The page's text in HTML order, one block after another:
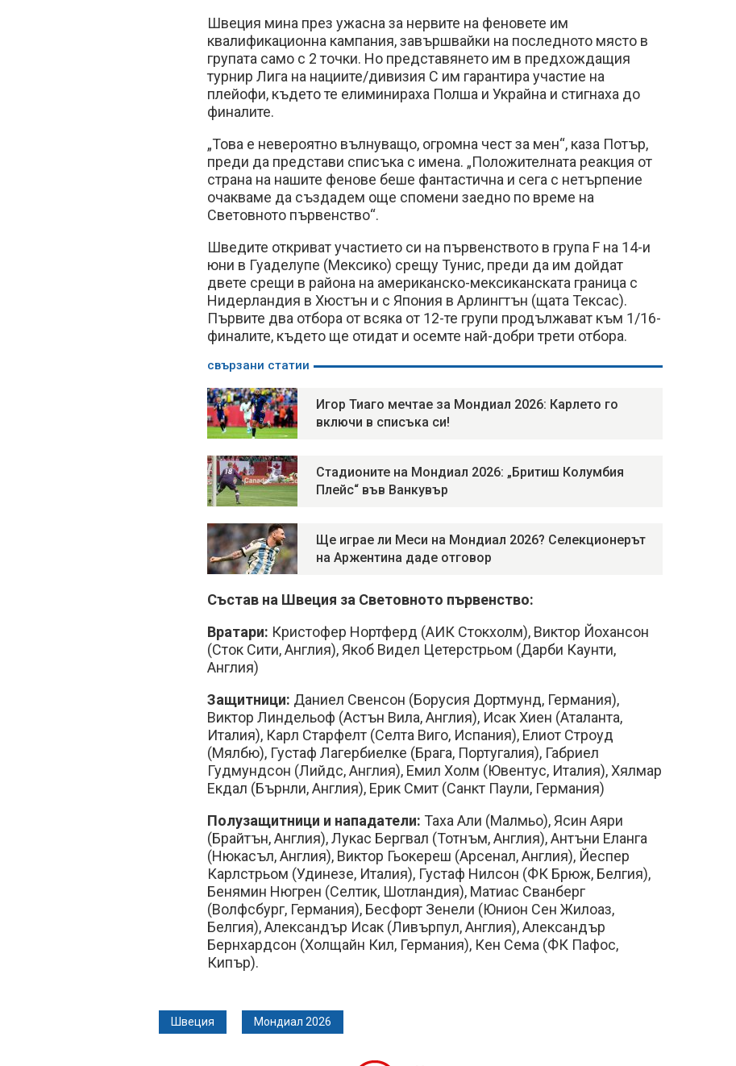
Швеция мина през ужасна за нервите на феновете им
квалификационна кампания, завършвайки на последното място в
групата само с 2 точки. Но представянето им в предхождащия
турнир Лига на нациите/дивизия С им гарантира участие на
плейофи, където те елиминираха Полша и Украйна и стигнаха до
финалите.
„Това е невероятно вълнуващо, огромна чест за мен“, каза Потър,
преди да представи списъка с имена. „Положителната реакция от
страна на нашите фенове беше фантастична и сега с нетърпение
очакваме да създадем още спомени заедно по време на
Световното първенство“.
Шведите откриват участието си на първенството в група F на 14-и
юни в Гуаделупе (Мексико) срещу Тунис, преди да им дойдат
двете срещи в района на американско-мексиканската граница с
Нидерландия в Хюстън и с Япония в Арлингтън (щата Тексас).
Първите два отбора от всяка от 12-те групи продължават към 1/16-
финалите, където ще отидат и осемте най-добри трети отбора.
свързани статии
Игор Тиаго мечтае за Мондиал 2026: Карлето го
включи в списъка си!
Стадионите на Мондиал 2026: „Бритиш Колумбия
Плейс“ във Ванкувър
Ще играе ли Меси на Мондиал 2026? Селекционерът
на Аржентина даде отговор
Състав на Швеция за Световното първенство:
Вратари: Кристофер Нортферд (АИК Стокхолм), Виктор Йохансон
(Сток Сити, Англия), Якоб Видел Цетерстрьом (Дарби Каунти,
Англия)
Защитници: Даниел Свенсон (Борусия Дортмунд, Германия),
Виктор Линдельоф (Астън Вила, Англия), Исак Хиен (Аталанта,
Италия), Карл Старфелт (Селта Виго, Испания), Елиот Строуд
(Мялбю), Густаф Лагербиелке (Брага, Португалия), Габриел
Гудмундсон (Лийдс, Англия), Емил Холм (Ювентус, Италия), Хялмар
Екдал (Бърнли, Англия), Ерик Смит (Санкт Паули, Германия)
Полузащитници и нападатели: Таха Али (Малмьо), Ясин Аяри
(Брайтън, Англия), Лукас Бергвал (Тотнъм, Англия), Антъни Еланга
(Нюкасъл, Англия), Виктор Гьокереш (Арсенал, Англия), Йеспер
Карлстрьом (Удинезе, Италия), Густаф Нилсон (ФК Брюж, Белгия),
Бенямин Нюгрен (Селтик, Шотландия), Матиас Сванберг
(Волфсбург, Германия), Бесфорт Зенели (Юнион Сен Жилоаз,
Белгия), Александър Исак (Ливърпул, Англия), Александър
Бернхардсон (Холщайн Кил, Германия), Кен Сема (ФК Пафос,
Кипър).
Швеция Мондиал 2026